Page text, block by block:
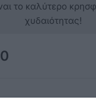
το καλύτερο
χυδαιότητας!